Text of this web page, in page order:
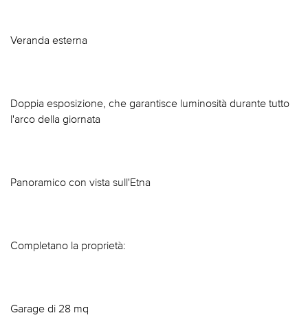
Veranda esterna
Doppia esposizione, che garantisce luminosità durante tutto
l'arco della giornata
Panoramico con vista sull'Etna
Completano la proprietà:
Garage di 28 mq